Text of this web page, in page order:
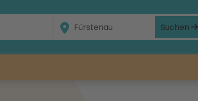
Suchen